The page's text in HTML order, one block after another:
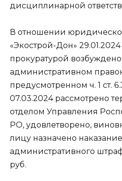
дисциплинарной
В отношении
«Экострой-Дон»
прокуратурой
административном
предусмотренном ч. 1 ст.
07.03.2024 рассмотрено
отделом Управления
РО, удовлетворено,
лицу назначено
административного
руб.